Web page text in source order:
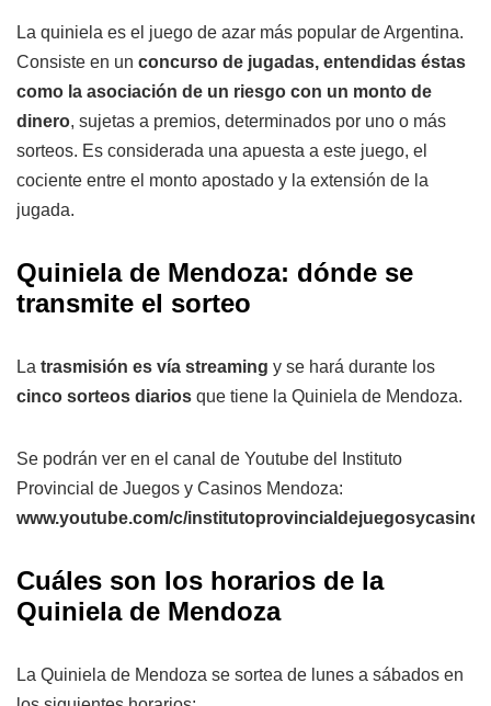
La quiniela es el juego de azar más popular de Argentina.
Consiste en un concurso de jugadas, entendidas éstas
como la asociación de un riesgo con un monto de
dinero, sujetas a premios, determinados por uno o más
sorteos. Es considerada una apuesta a este juego, el
cociente entre el monto apostado y la extensión de la
jugada.
Quiniela de Mendoza: dónde se
transmite el sorteo
La trasmisión es vía streaming y se hará durante los
cinco sorteos diarios que tiene la Quiniela de Mendoza.
Se podrán ver en el canal de Youtube del Instituto
Provincial de Juegos y Casinos Mendoza:
www.youtube.com/c/
Cuáles son los horarios de la
Quiniela de Mendoza
La Quiniela de Mendoza se sortea de lunes a sábados en